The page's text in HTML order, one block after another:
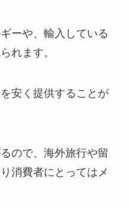
ーや、輸入している
れます。
安く提供することが
ので、海外旅行や留
消費者にとってはメ